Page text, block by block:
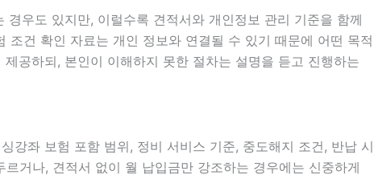
우도 있지만, 이럴수록 견적서와 개인정보 관리 기준을 함께
건 확인 자료는 개인 정보와 연결될 수 있기 때문에 어떤 목적
공하되, 본인이 이해하지 못한 절차는 설명을 듣고 진행하는
강좌 보험 포함 범위, 정비 서비스 기준, 중도해지 조건, 반납 시
거나, 견적서 없이 월 납입금만 강조하는 경우에는 신중하게